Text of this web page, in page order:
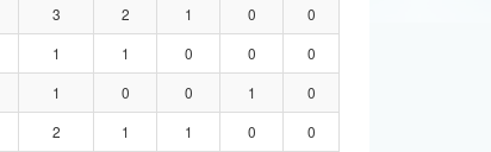
3 2 1 0
0
1 1 0 0
0
1 0 0 1
0
2 1 1 0
0